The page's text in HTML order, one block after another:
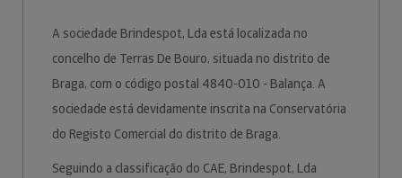
A sociedade Brindespot, Lda está localizada no
concelho de Terras De Bouro, situada no distrito de
Braga, com o código postal 4840-010 - Balança. A
sociedade está devidamente inscrita na Conservatória
do Registo Comercial do distrito de Braga.
Seguindo a classificação do CAE, Brindespot, Lda